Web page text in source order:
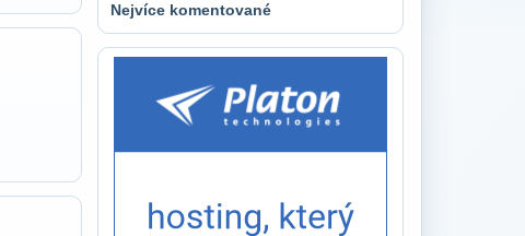
Nejvíce komentované